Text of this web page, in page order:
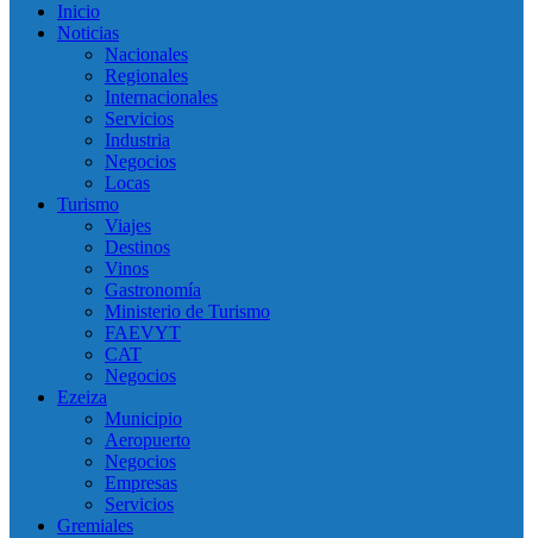
Inicio
Noticias
Nacionales
Regionales
Internacionales
Servicios
Industria
Negocios
Locas
Turismo
Viajes
Destinos
Vinos
Gastronomía
Ministerio de Turismo
FAEVYT
CAT
Negocios
Ezeiza
Municipio
Aeropuerto
Negocios
Empresas
Servicios
Gremiales